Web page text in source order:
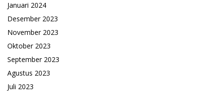
Januari 2024
Desember 2023
November 2023
Oktober 2023
September 2023
Agustus 2023
Juli 2023